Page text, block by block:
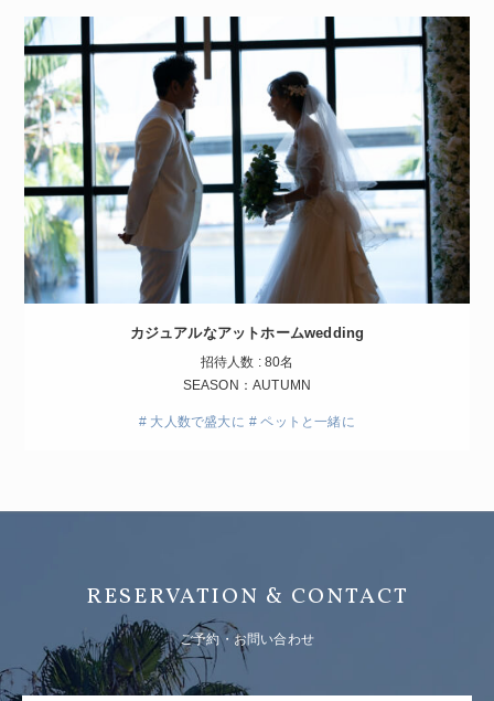
カジュアルなアットホームwedding
招待人数 : 80名
SEASON：AUTUMN
# 大人数で盛大に # ペットと一緒に
RESERVATION & CONTACT
ご予約・お問い合わせ